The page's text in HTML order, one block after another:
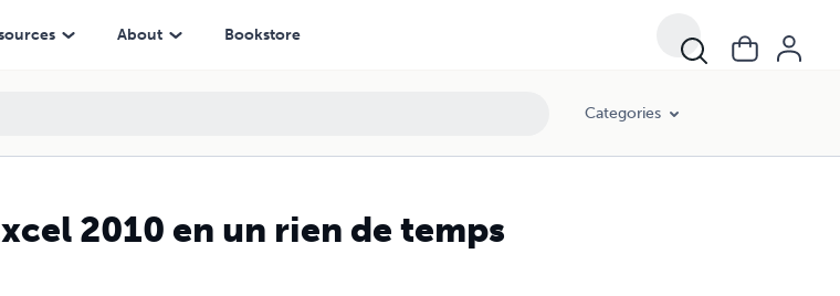
About Bookstore
Categories
2010 en un rien de temps